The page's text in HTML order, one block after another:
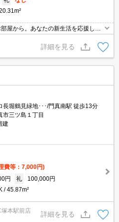
屋から。あなたの新生活を応援しま
い。現地待ち合わせ、物件ご案内可
ひお問い合わせください!。
詳細を見る
長堀鶴見緑地･･･/門真南駅 徒歩13分
市三ツ島１丁目
建
費等：7,000円)
円 礼
100,000円
45.87m²
塚本駅前店
詳細を見る